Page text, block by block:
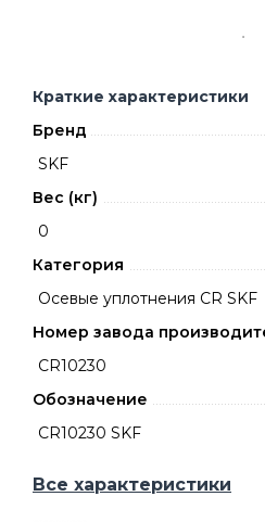
Краткие характеристики
Бренд
SKF
Вес (кг)
0
Категория
Осевые уплотнения CR SKF
Номер завода
CR10230
Обозначение
CR10230 SKF
Все характеристики